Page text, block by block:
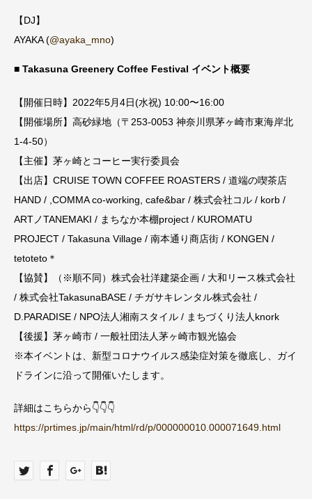
【DJ】
AYAKA (@ayaka_mno)
■ Takasuna Greenery Coffee Festival イベント概要
【開催日時】2022年5月4日(水祝) 10:00〜16:00
【開催場所】高砂緑地（〒253-0053 神奈川県茅ヶ崎市東海岸北
1-4-50）
【主催】茅ヶ崎とコーヒー実行委員会
【出店】CRUISE TOWN COFFEE ROASTERS / 道端の喫茶店
HAND / ,COMMA co-working, cafe&bar / 株式会社コル / korb /
ARTノTANEMAKI / まちなか本棚project / KUROMATU
PROJECT / Takasuna Village / 南本通り商店街 / KONGEN /
tetoteto＊
【協賛】（※順不同）株式会社洋建築企画 / 大和リース株式会社
/ 株式会社TakasunaBASE / チガサキレンタル株式会社 /
D.PARADISE / NPO法人湘南スタイル / まちづくり法人knork
【後援】茅ヶ崎市 / 一般社団法人茅ヶ崎市観光協会
※本イベントは、新型コロナウイルス感染症対策を徹底し、ガイ
ドラインに沿って開催いたします。
詳細はこちらから👇👇👇
https://prtimes.jp/main/html/rd/p/000000010.000071649.html